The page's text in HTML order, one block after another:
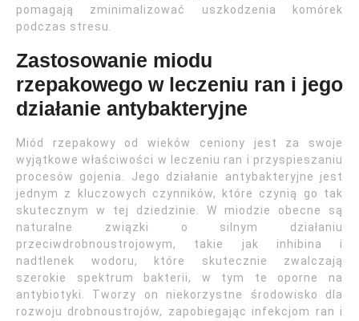
pomagają zminimalizować uszkodzenia komórek
podczas stresu.
Zastosowanie miodu
rzepakowego w leczeniu ran i jego
działanie antybakteryjne
Miód rzepakowy od wieków ceniony jest za swoje
wyjątkowe właściwości w leczeniu ran i przyspieszaniu
procesów gojenia. Jego działanie antybakteryjne jest
jednym z kluczowych czynników, które czynią go tak
skutecznym w tej dziedzinie. W miodzie obecne są
naturalne związki o silnym działaniu
przeciwdrobnoustrojowym, takie jak inhibina i
nadtlenek wodoru, które skutecznie zwalczają
szerokie spektrum bakterii, w tym te oporne na
antybiotyki. Tworzy on niekorzystne środowisko dla
rozwoju drobnoustrojów, zapobiegając infekcjom ran i